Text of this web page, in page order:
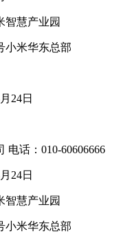
智慧产业园
小米华东总部
24日
话：010-60606666
24日
智慧产业园
小米华东总部